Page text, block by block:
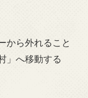
から外れること
」へ移動する